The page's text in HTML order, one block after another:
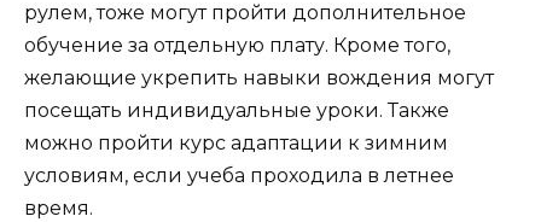
рулем, тоже могут пройти дополнительное
обучение за отдельную плату. Кроме того,
желающие укрепить навыки вождения могут
посещать индивидуальные уроки. Также
можно пройти курс адаптации к зимним
условиям, если учеба проходила в летнее
время.